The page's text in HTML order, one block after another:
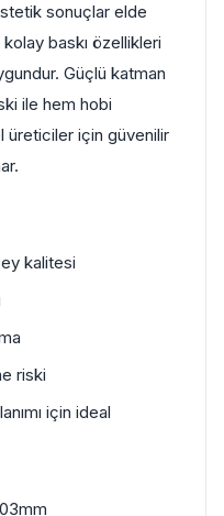
sonuçlar elde
baskı özellikleri
Güçlü katman
ile hem hobi
üreticiler için güvenilir
kalitesi
riski
için ideal